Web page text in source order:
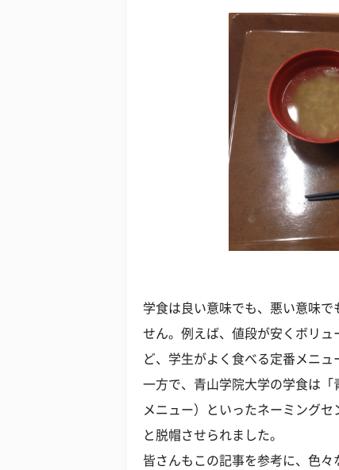
学食は良い意味でも、悪い意味
せん。例えば、値段が安くボリ
ど、学生がよく食べる定番メニュ
一方で、青山学院大学の学食は
メニュー）といったネーミング
と脱帽させられました。
皆さんもこの記事を参考に、色